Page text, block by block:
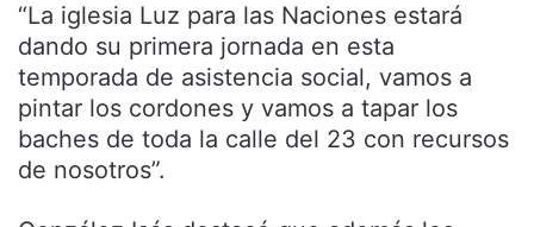
“La iglesia Luz para las Naciones estará
dando su primera jornada en esta
temporada de asistencia social, vamos a
pintar los cordones y vamos a tapar los
baches de toda la calle del 23 con recursos
de nosotros”.